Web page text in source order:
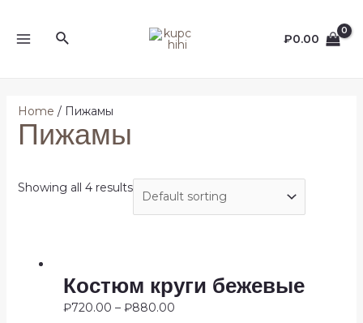
содержимомуПоиск ₽0.00
Home / Пижамы
Пижамы
Showing all 4 results
Костюм круги бежевые
₽720.00 – ₽880.00